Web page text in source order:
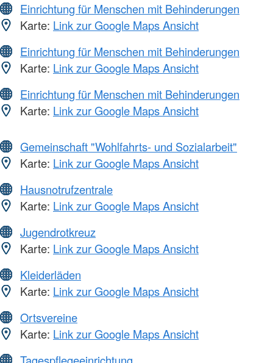
Einrichtung für Menschen mit Behinderungen
Karte: Link zur Google Maps Ansicht
Einrichtung für Menschen mit Behinderungen
Karte: Link zur Google Maps Ansicht
Einrichtung für Menschen mit Behinderungen
Karte: Link zur Google Maps Ansicht
Gemeinschaft "Wohlfahrts- und Sozialarbeit"
Karte: Link zur Google Maps Ansicht
Hausnotrufzentrale
Karte: Link zur Google Maps Ansicht
Jugendrotkreuz
Karte: Link zur Google Maps Ansicht
Kleiderläden
Karte: Link zur Google Maps Ansicht
Ortsvereine
Karte: Link zur Google Maps Ansicht